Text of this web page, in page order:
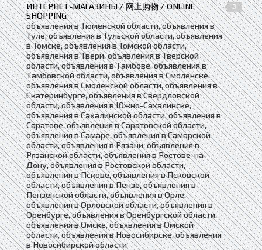
ИНТЕРНЕТ-МАГАЗИНЫ / 网上购物 / ONLINE
SHOPPING
3
объявления в Тюменской области, объявления в
Туле, объявления в Тульской области, объявления
в Томске, объявления в Томской области,
объявления в Твери, объявления в Тверской
области, объявления в Тамбове, объявления в
Тамбовской области, объявления в Смоленске,
объявления в Смоленской области, объявления в
Екатеринбурге, объявления в Свердловской
области, объявления в Южно-Сахалинске,
объявления в Сахалинской области, объявления в
Саратове, объявления в Саратовской области,
объявления в Самаре, объявления в Самарской
области, объявления в Рязани, объявления в
Рязанской области, объявления в Ростове-на-
Дону, объявления в Ростовской области,
объявления в Пскове, объявления в Псковской
области, объявления в Пензе, объявления в
Пензенской области, объявления в Орле,
объявления в Орловской области, объявления в
Оренбурге, объявления в Оренбургской области,
объявления в Омске, объявления в Омской
области, объявления в Новосибирске, объявления
в Новосибирской области